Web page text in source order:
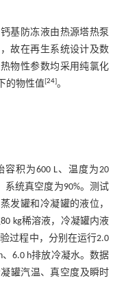
基防冻液由热源塔热泵
故在再生系统设计及数
物性参数均采用纯氯化
的物性值[24]。
积为600 L、温度为20
统真空度为90%。测试
发罐和冷凝罐的液位，
kg稀溶液，冷凝罐内液
过程中，分别在运行2.0
、6.0 h排放冷凝水。数据
罐汽温、真空度及瞬时